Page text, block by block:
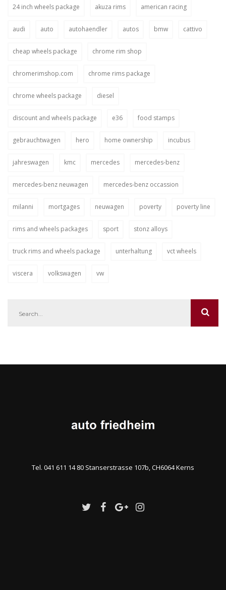
24 inch wheels package akuza rims american racing
audi auto autohaendler autos bmw cattivo
cheap wheels package chrome rim shop
chromerimshop.com chrome rims package
chrome wheels package diesel
discount and wheels package e36 food stamps
gebrauchtwagen hero home ownership incubus
jahreswagen kmc mercedes mercedes-benz
mercedes-benz neuwagen mercedes-benz occassion
milanni mortgages neuwagen poverty poverty line
rims and wheels packages sport stonz alloys
truck rims and wheels package unterhaltung vct wheels
viscera volkswagen vw
Tel. 041 611 14 80 Stanserstrasse 107b, CH6064 Kerns